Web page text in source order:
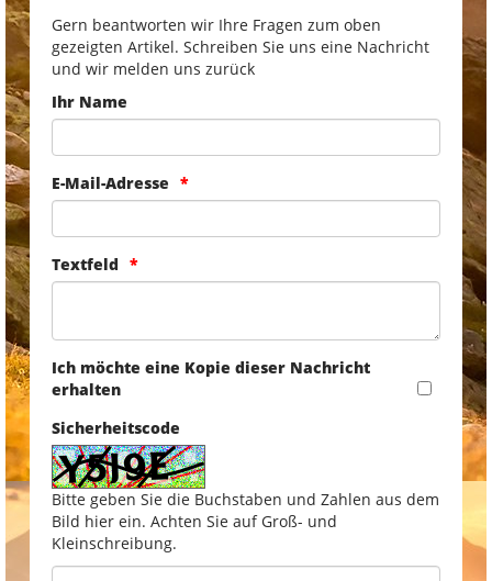
Gern beantworten wir Ihre Fragen zum oben
gezeigten Artikel. Schreiben Sie uns eine Nachricht
und wir melden uns zurück
Ihr Name
E-Mail-Adresse
Textfeld
Ich möchte eine Kopie dieser Nachricht
erhalten
Sicherheitscode
Bitte geben Sie die Buchstaben und Zahlen aus dem
Bild hier ein. Achten Sie auf Groß- und
Kleinschreibung.